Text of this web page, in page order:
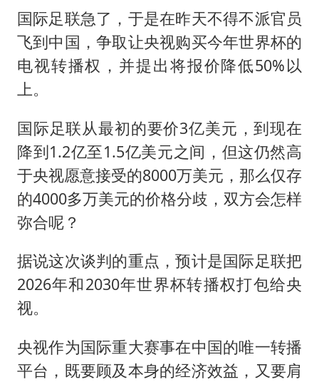
龚宝冬烈士安葬仪式举行
中国经济展现强大韧性和活力
国际足联急了，于是在昨天不得不派官员
飞到中国，争取让央视购买今年世界杯的
电视转播权，并提出将报价降低50%以
上。
国际足联从最初的要价3亿美元，到现在
降到1.2亿至1.5亿美元之间，但这仍然高
于央视愿意接受的8000万美元，那么仅存
的4000多万美元的价格分歧，双方会怎样
弥合呢？
据说这次谈判的重点，预计是国际足联把
2026年和2030年世界杯转播权打包给央
视。
央视作为国际重大赛事在中国的唯一转播
平台，既要顾及本身的经济效益，又要肩